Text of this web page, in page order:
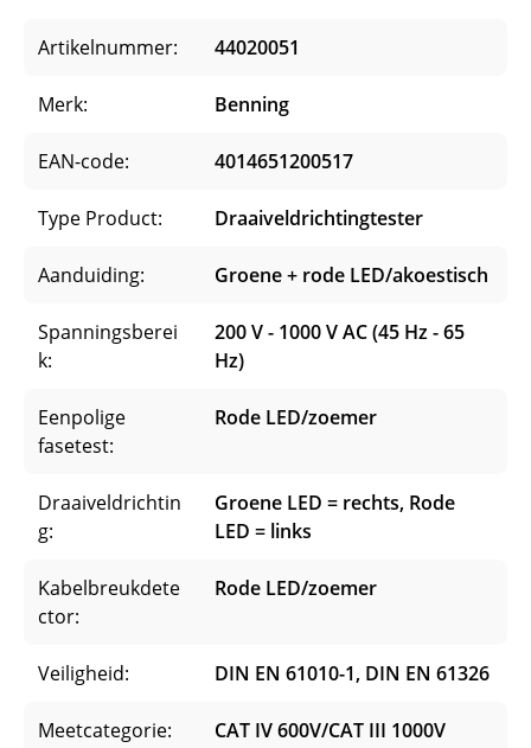
Artikelnummer: 44020051
Merk: Benning
EAN-code: 4014651200517
Type Product: Draaiveldrichtingtester
Aanduiding: Groene + rode LED/akoestisch
Spanningsberei
k:
200 V - 1000 V AC (45 Hz - 65
Hz)
Eenpolige
fasetest:
Rode LED/zoemer
Draaiveldrichtin
g:
Groene LED = rechts, Rode
LED = links
Kabelbreukdete
ctor:
Rode LED/zoemer
Veiligheid: DIN EN 61010-1, DIN EN 61326
Meetcategorie: CAT IV 600V/CAT III 1000V